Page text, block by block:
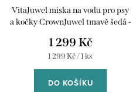
VitaJuwel miska na vodu pro psy
a kočky CrownJuwel tmavě šedá -
1 299 Kč
Měrná
cena:
1 299 Kč / 1 ks
DO KOŠÍKU